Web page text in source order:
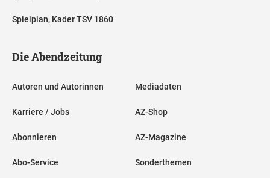
Spielplan, Kader TSV 1860
Die Abendzeitung
Autoren und Autorinnen
Karriere / Jobs
Abonnieren
Abo-Service
Mediadaten
AZ-Shop
AZ-Magazine
Sonderthemen